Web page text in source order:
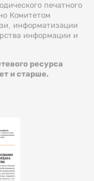
печатного
Комитетом
информатизации
информации и
ресурса
и старше.